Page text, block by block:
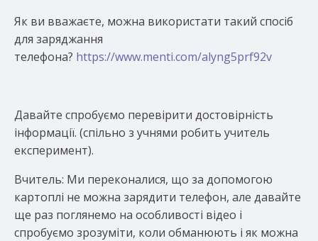
Як ви вважаєте, можна використати такий спосіб
для заряджання
телефона? https://www.menti.com/alyng5prf92v
Давайте спробуємо перевірити достовірність
інформації. (спільно з учнями робить учитель
експеримент).
Вчитель: Ми переконалися, що за допомогою
картоплі не можна зарядити телефон, але давайте
ще раз поглянемо на особливості відео і
спробуємо зрозуміти, коли обманюють і як можна